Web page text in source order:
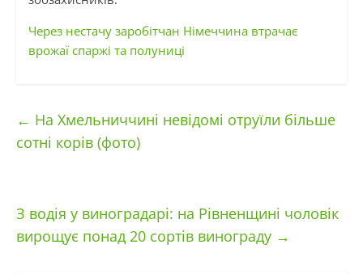
Через нестачу заробітчан Німеччина втрачає
врожаї спаржі та полуниці
← На Хмельниччині невідомі отруїли більше
сотні корів (фотo)
З водія у виноградарі: на Рівненщині чоловік
вирощує понад 20 сортів винограду →